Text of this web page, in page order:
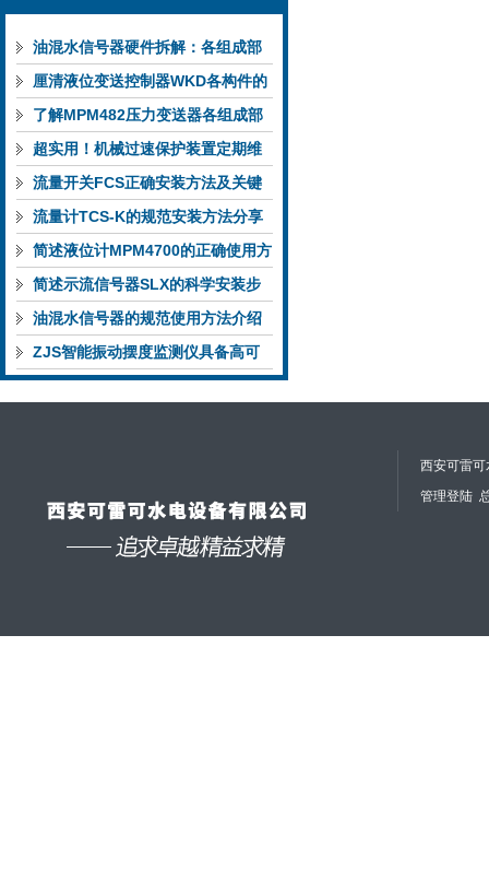
油混水信号器硬件拆解：各组成部
件的功能特点与性能指标
厘清液位变送控制器WKD各构件的
功能特性稳定完成液位监测
了解MPM482压力变送器各组成部
件功能特点有助于提升选型合理性
超实用！机械过速保护装置定期维
护保养方法大汇总
流量开关FCS正确安装方法及关键
要点专业分享
流量计TCS-K的规范安装方法分享
简述液位计MPM4700的正确使用方
法
简述示流信号器SLX的科学安装步
骤
油混水信号器的规范使用方法介绍
ZJS智能振动摆度监测仪具备高可
靠性与自诊断能力
西安可雷
管理登陆